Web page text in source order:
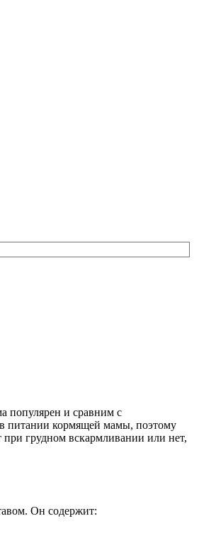
популярен и сравним с
в питании кормящей мамы, поэтому
грудном вскармливании или нет,
Он содержит: